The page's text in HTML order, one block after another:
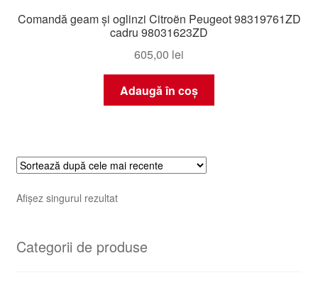
Termeni si conditii
Comandă geam și oglinzi Citroën Peugeot 98319761ZD
cadru 98031623ZD
605,00 lei
Adaugă în coș
Afișez singurul rezultat
Categorii de produse